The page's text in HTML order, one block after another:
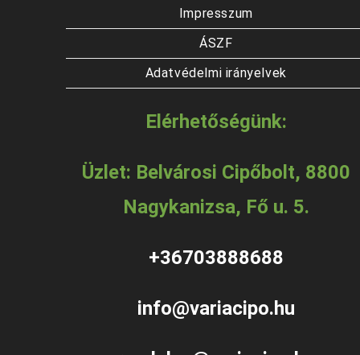
Impresszum
ÁSZF
Adatvédelmi irányelvek
Elérhetőségünk:
Üzlet: Belvárosi Cipőbolt, 8800
Nagykanizsa, Fő u. 5.
+36703888688
info@variacipo.hu